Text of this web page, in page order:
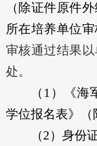
（除证件原件
所在培养单位审
审核通过结果
处。
（ 1 ）
《
学位报名表》
（2） 身份